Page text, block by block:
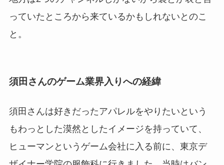
っていたところから来ているかもしれないとのこ
と。
須田さんのゲーム業界入りへの経緯
須田さんは好きだったアパレルをやりたいという
もわっとした漠然としたイメージを持っていて、
ヒューマンというゲーム会社に入る前に、東京デ